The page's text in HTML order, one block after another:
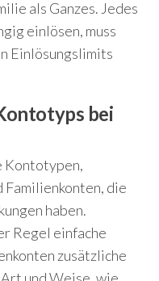
als Ganzes. Jedes
einlösen, muss
Einlösungslimits
bei
Kontotypen,
die
haben.
Regel einfache
zusätzliche